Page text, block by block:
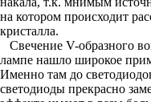
на котором происходит
кристалла.
Свечение V-образного
лампе нашло широкое
Именно там до
светодиоды прекрасно